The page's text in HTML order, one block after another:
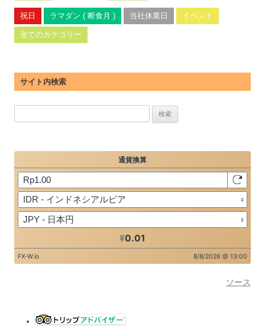
祝日 ラマダン ( 断食月 ) 当社休業日 イベント
全てのカテゴリー
サイト内検索
ソース